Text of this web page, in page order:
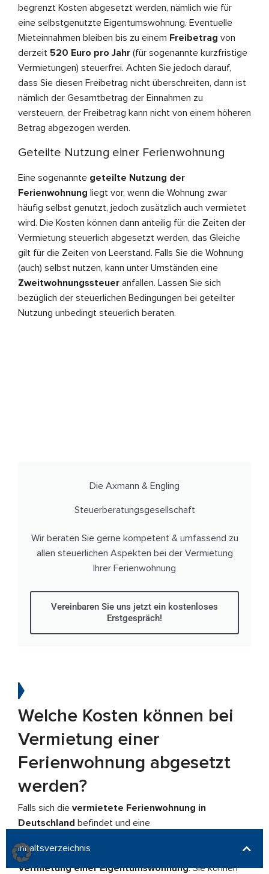
begrenzt Kosten abgesetzt werden, nämlich wie für
eine selbstgenutzte Eigentumswohnung. Eventuelle
Mieteinnahmen bleiben bis zu einem Freibetrag von
derzeit 520 Euro pro Jahr (für sogenannte kurzfristige
Vermietungen) steuerfrei. Achten Sie jedoch darauf,
dass Sie diesen Freibetrag nicht überschreiten, dann ist
nämlich der Gesamtbetrag der Einnahmen zu
versteuern, der Freibetrag kann nicht von einem höheren
Betrag abgezogen werden.
Geteilte Nutzung einer Ferienwohnung
Eine sogenannte geteilte Nutzung der
Ferienwohnung liegt vor, wenn die Wohnung zwar
häufig selbst genutzt, jedoch zusätzlich auch vermietet
wird. Die Kosten können dann anteilig für die Zeiten der
Vermietung steuerlich abgesetzt werden, das Gleiche
gilt für die Zeiten von Leerstand. Falls Sie die Wohnung
(auch) selbst nutzen, kann unter Umständen eine
Zweitwohnungssteuer anfallen. Lassen Sie sich
bezüglich der steuerlichen Bedingungen bei geteilter
Nutzung unbedingt steuerlich beraten.
Die Axmann & Engling
Steuerberatungsgesellschaft
Wir beraten Sie gerne kompetent & umfassend zu
allen steuerlichen Aspekten bei der Vermietung
Ihrer Ferienwohnung
Vereinbaren Sie uns jetzt ein kostenloses
Erstgespräch!
Welche Kosten können bei
Vermietung einer
Ferienwohnung abgesetzt
werden?
Falls sich die vermietete Ferienwohnung in
Deutschland befindet und eine
Regelungen zurAbsetzung von Kosten bei
Vermietung einer Eigentumswohnung. Sie können
Inhaltsverzeichnis